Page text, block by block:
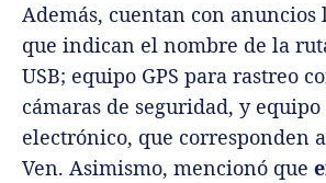
Además, cuentan con anuncios
que indican el nombre de la
USB; equipo GPS para rastreo
cámaras de seguridad, y
electrónico, que corresponden
Ven. Asimismo, mencionó que